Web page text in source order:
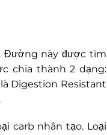
Đường này được tìm
chia thành 2 dạng:
Digestion Resistant
carb nhân tạo. Loại